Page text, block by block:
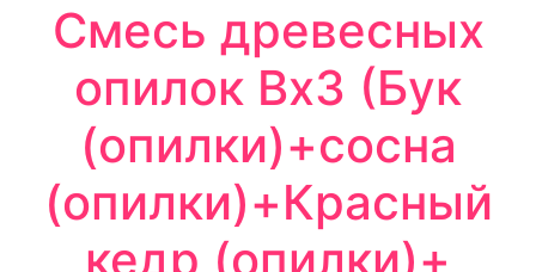
Смесь древесных
опилок Bx3 (Бук
(опилки)+сосна
(опилки)+Красный
кедр (опилки)+